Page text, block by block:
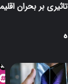
بر بحران